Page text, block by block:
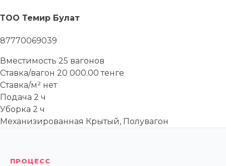
ТОО Темир Булат
87770069039
Вместимость 25 вагонов
Ставка/вагон 20 000.00 тенге
Ставка/м² нет
Подача 2 ч
Уборка 2 ч
Механизированная Крытый, Полувагон
ПРОЦЕСС